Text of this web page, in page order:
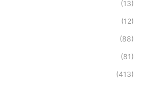
(13)
(12)
(88)
(81)
(413)